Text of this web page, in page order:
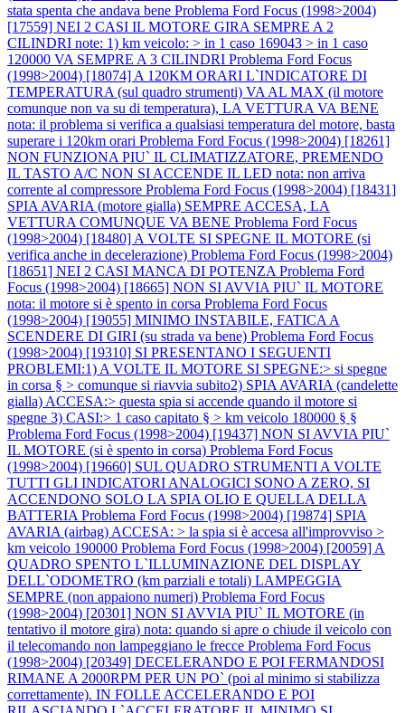
stata spenta che andava bene Problema Ford Focus (1998>2004)
[17559] NEI 2 CASI IL MOTORE GIRA SEMPRE A 2
CILINDRI note: 1) km veicolo: > in 1 caso 169043 > in 1 caso
120000 VA SEMPRE A 3 CILINDRI Problema Ford Focus
(1998>2004) [18074] A 120KM ORARI L`INDICATORE DI
TEMPERATURA (sul quadro strumenti) VA AL MAX (il motore
comunque non va su di temperatura), LA VETTURA VA BENE
nota: il problema si verifica a qualsiasi temperatura del motore, basta
superare i 120km orari Problema Ford Focus (1998>2004) [18261]
NON FUNZIONA PIU` IL CLIMATIZZATORE, PREMENDO
IL TASTO A/C NON SI ACCENDE IL LED nota: non arriva
corrente al compressore Problema Ford Focus (1998>2004) [18431]
SPIA AVARIA (motore gialla) SEMPRE ACCESA, LA
VETTURA COMUNQUE VA BENE Problema Ford Focus
(1998>2004) [18480] A VOLTE SI SPEGNE IL MOTORE (si
verifica anche in decelerazione) Problema Ford Focus (1998>2004)
[18651] NEI 2 CASI MANCA DI POTENZA Problema Ford
Focus (1998>2004) [18665] NON SI AVVIA PIU` IL MOTORE
nota: il motore si è spento in corsa Problema Ford Focus
(1998>2004) [19055] MINIMO INSTABILE, FATICA A
SCENDERE DI GIRI (su strada va bene) Problema Ford Focus
(1998>2004) [19310] SI PRESENTANO I SEGUENTI
PROBLEMI:1) A VOLTE IL MOTORE SI SPEGNE:> si spegne
in corsa § > comunque si riavvia subito2) SPIA AVARIA (candelette
gialla) ACCESA:> questa spia si accende quando il motore si
spegne 3) CASI:> 1 caso capitato § > km veicolo 180000 § §
Problema Ford Focus (1998>2004) [19437] NON SI AVVIA PIU`
IL MOTORE (si è spento in corsa) Problema Ford Focus
(1998>2004) [19660] SUL QUADRO STRUMENTI A VOLTE
TUTTI GLI INDICATORI ANALOGICI SONO A ZERO, SI
ACCENDONO SOLO LA SPIA OLIO E QUELLA DELLA
BATTERIA Problema Ford Focus (1998>2004) [19874] SPIA
AVARIA (airbag) ACCESA: > la spia si è accesa all'improvviso >
km veicolo 190000 Problema Ford Focus (1998>2004) [20059] A
QUADRO SPENTO L`ILLUMINAZIONE DEL DISPLAY
DELL`ODOMETRO (km parziali e totali) LAMPEGGIA
SEMPRE (non appaiono numeri) Problema Ford Focus
(1998>2004) [20301] NON SI AVVIA PIU` IL MOTORE (in
tentativo il motore gira) nota: quando si apre o chiude il veicolo con
il telecomando non lampeggiano le frecce Problema Ford Focus
(1998>2004) [20349] DECELERANDO E POI FERMANDOSI
RIMANE A 2000RPM PER UN PO` (poi al minimo si stabilizza
correttamente). IN FOLLE ACCELERANDO E POI